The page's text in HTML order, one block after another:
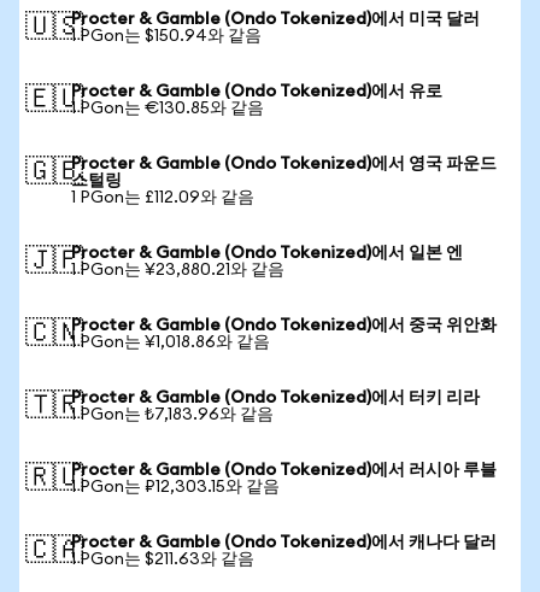
🇺🇸Procter & Gamble (Ondo Tokenized)에서 미국 달러
1 PGon는 $150.94와 같음
🇪🇺Procter & Gamble (Ondo Tokenized)에서 유로
1 PGon는 €130.85와 같음
🇬🇧Procter & Gamble (Ondo Tokenized)에서 영국 파운드
스털링
1 PGon는 £112.09와 같음
🇯🇵Procter & Gamble (Ondo Tokenized)에서 일본 엔
1 PGon는 ¥23,880.21와 같음
🇨🇳Procter & Gamble (Ondo Tokenized)에서 중국 위안화
1 PGon는 ¥1,018.86와 같음
🇹🇷Procter & Gamble (Ondo Tokenized)에서 터키 리라
1 PGon는 ₺7,183.96와 같음
🇷🇺Procter & Gamble (Ondo Tokenized)에서 러시아 루블
1 PGon는 ₽12,303.15와 같음
🇨🇦Procter & Gamble (Ondo Tokenized)에서 캐나다 달러
1 PGon는 $211.63와 같음